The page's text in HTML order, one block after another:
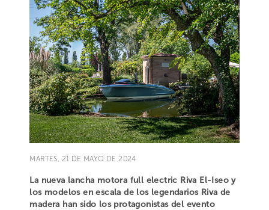
MARTES, 21 DE MAYO DE 2024
La nueva lancha motora full electric Riva El-Iseo y
los modelos en escala de los legendarios Riva de
madera han sido los protagonistas del evento